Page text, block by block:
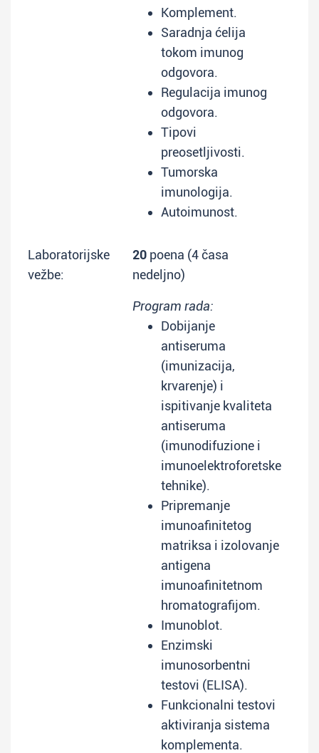
Komplement.
Saradnja ćelija
tokom imunog
odgovora.
Regulacija imunog
odgovora.
Tipovi
preosetljivosti.
Tumorska
imunologija.
Autoimunost.
Laboratorijske
vežbe:
20 poena (4 časa
nedeljno)
Program rada:
Dobijanje
antiseruma
(imunizacija,
krvarenje) i
ispitivanje kvaliteta
antiseruma
(imunodifuzione i
imunoelektroforetske
tehnike).
Pripremanje
imunoafinitetog
matriksa i izolovanje
antigena
imunoafinitetnom
hromatografijom.
Imunoblot.
Enzimski
imunosorbentni
testovi (ELISA).
Funkcionalni testovi
aktiviranja sistema
komplementa.